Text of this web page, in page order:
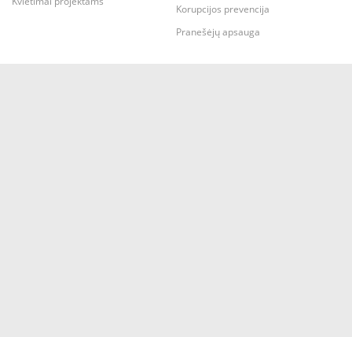
Korupcijos prevencija
Pranešėjų apsauga